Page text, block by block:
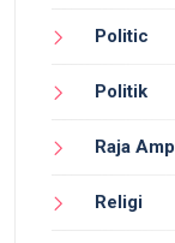
Politic
Politik
Raja
Religi